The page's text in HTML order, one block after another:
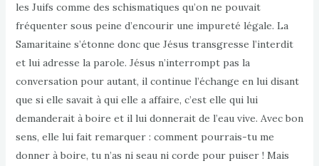
les Juifs comme des schismatiques qu’on ne pouvait
fréquenter sous peine d’encourir une impureté légale. La
Samaritaine s’étonne donc que Jésus transgresse l’interdit
et lui adresse la parole. Jésus n’interrompt pas la
conversation pour autant, il continue l’échange en lui disant
que si elle savait à qui elle a affaire, c’est elle qui lui
demanderait à boire et il lui donnerait de l’eau vive. Avec bon
sens, elle lui fait remarquer : comment pourrais-tu me
donner à boire, tu n’as ni seau ni corde pour puiser ! Mais